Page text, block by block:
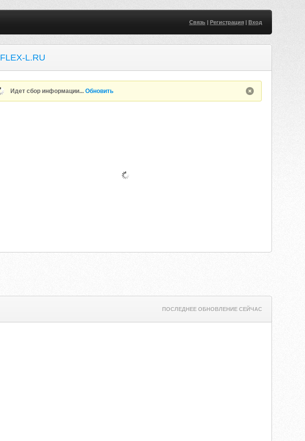
Связь| Регистрация| Вход
FLEX-L.RU
Идет сбор информации...Обновить
ПОСЛЕДНЕЕ ОБНОВЛЕНИЕ СЕЙЧАС